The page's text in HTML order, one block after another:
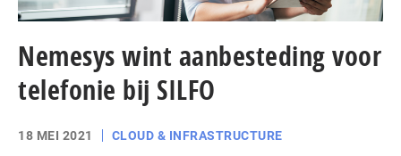
Nemesys wint aanbesteding voor
telefonie bij SILFO
18 MEI 2021 CLOUD & INFRASTRUCTURE